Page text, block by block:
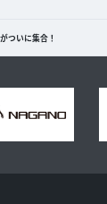
ついに集合！